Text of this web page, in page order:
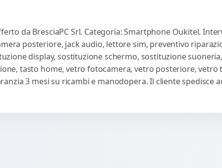
da BresciaPC Srl. Categoria: Smartphone Oukitel.
posteriore, jack audio, lettore sim, preventivo
display, sostituzione schermo, sostituzione
tasto home, vetro fotocamera, vetro posteriore,
3 mesi su ricambi e manodopera. Il cliente spedisce